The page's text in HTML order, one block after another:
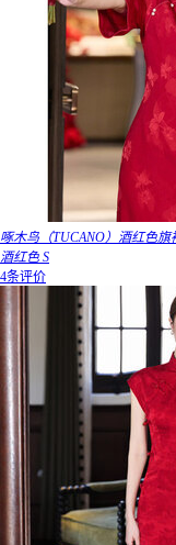
啄木鸟（TUCANO）酒红色
酒红色 S
4条评价